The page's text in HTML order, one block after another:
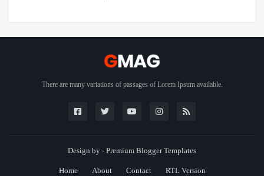
There are many variations of passages of Lorem Ipsum available.
Design by - Premium Blogger Templates
Home About Contact RTL Version